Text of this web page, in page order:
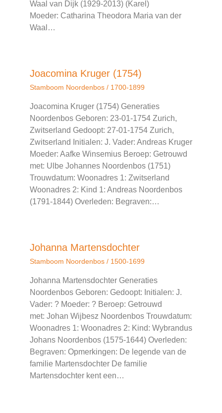
Waal van Dijk (1929-2013) (Karel)
Moeder: Catharina Theodora Maria van der
Waal…
Joacomina Kruger (1754)
Stamboom Noordenbos / 1700-1899
Joacomina Kruger (1754) Generaties
Noordenbos Geboren: 23-01-1754 Zurich,
Zwitserland Gedoopt: 27-01-1754 Zurich,
Zwitserland Initialen: J. Vader: Andreas Kruger
Moeder: Aafke Winsemius Beroep: Getrouwd
met: Ulbe Johannes Noordenbos (1751)
Trouwdatum: Woonadres 1: Zwitserland
Woonadres 2: Kind 1: Andreas Noordenbos
(1791-1844) Overleden: Begraven:…
Johanna Martensdochter
Stamboom Noordenbos / 1500-1699
Johanna Martensdochter Generaties
Noordenbos Geboren: Gedoopt: Initialen: J.
Vader: ? Moeder: ? Beroep: Getrouwd
met: Johan Wijbesz Noordenbos Trouwdatum:
Woonadres 1: Woonadres 2: Kind: Wybrandus
Johans Noordenbos (1575-1644) Overleden:
Begraven: Opmerkingen: De legende van de
familie Martensdochter De familie
Martensdochter kent een…